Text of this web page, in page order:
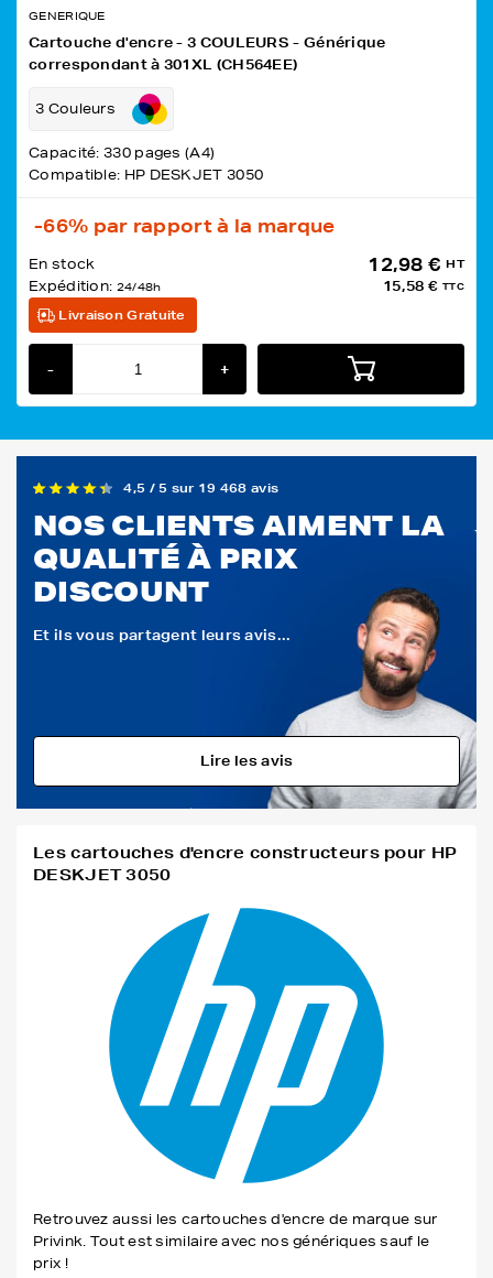
GENERIQUE
Cartouche d'encre - 3 COULEURS - Générique
correspondant à 301XL (CH564EE)
3 Couleurs
Capacité: 330 pages (A4)
Compatible: HP DESKJET 3050
-66% par rapport à la marque
En stock
Expédition: 24/48h
12,98 € HT
15,58 € TTC
Livraison Gratuite
- +
4,5 / 5 sur 19 468 avis
NOS CLIENTS AIMENT LA
QUALITÉ À PRIX
DISCOUNT
Et ils vous partagent leurs avis...
Lire les avis
Les cartouches d'encre constructeurs pour HP
DESKJET 3050
Retrouvez aussi les cartouches d'encre de marque sur
Privink. Tout est similaire avec nos génériques sauf le
prix !